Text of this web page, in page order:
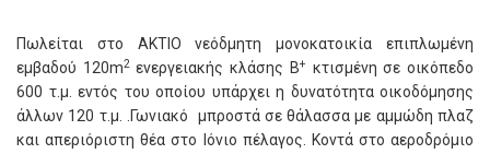
Πωλείται στο ΑΚΤΙΟ νεόδμητη μονοκατοικία επιπλωμένη
εμβαδού 120m2ενεργειακής κλάσης Β+ κτισμένη σε οικόπεδο
600 τ.μ. εντός του οποίου υπάρχει η δυνατότητα οικοδόμησης
άλλων 120 τ.μ. .Γωνιακό μπροστά σε θάλασσα με αμμώδη πλαζ
και απεριόριστη θέα στο Ιόνιο πέλαγος. Κοντά στο αεροδρόμιο